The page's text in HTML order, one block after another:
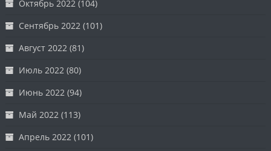
Октябрь 2022 (104)
Сентябрь 2022 (101)
Август 2022 (81)
Июль 2022 (80)
Июнь 2022 (94)
Май 2022 (113)
Апрель 2022 (101)